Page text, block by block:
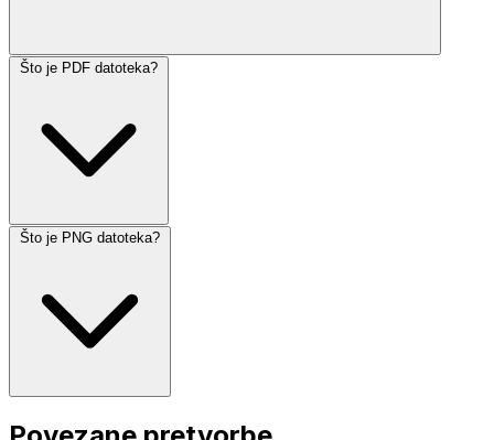
Što je PDF datoteka?
Što je PNG datoteka?